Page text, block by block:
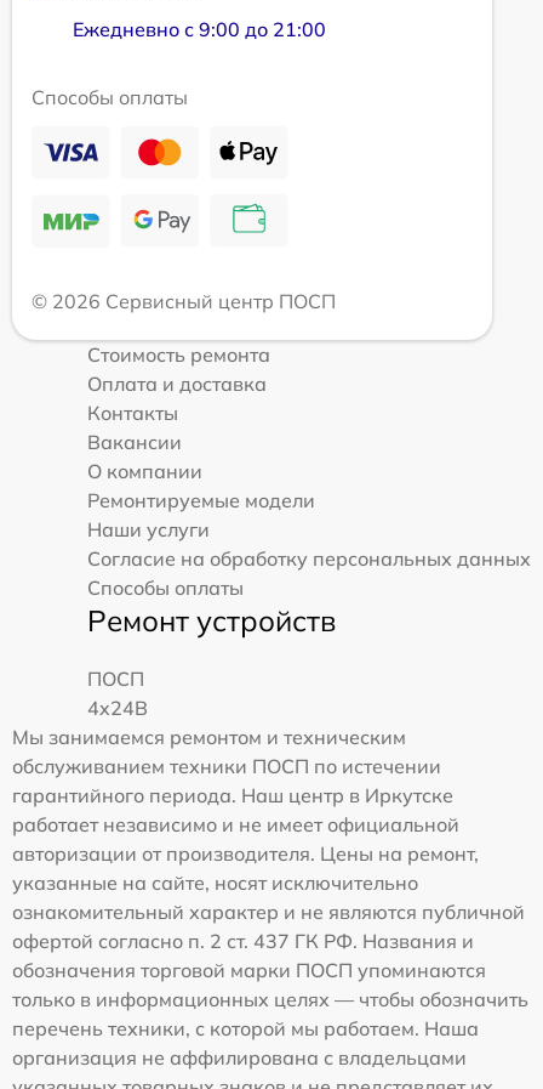
Ежедневно с 9:00 до 21:00
Способы оплаты
© 2026 Сервисный центр ПОСП
Стоимость ремонта
Оплата и доставка
Контакты
Вакансии
О компании
Ремонтируемые модели
Наши услуги
Согласие на обработку персональных данных
Способы оплаты
Ремонт устройств
ПОСП
4x24B
Мы занимаемся ремонтом и техническим
обслуживанием техники ПОСП по истечении
гарантийного периода. Наш центр в Иркутске
работает независимо и не имеет официальной
авторизации от производителя. Цены на ремонт,
указанные на сайте, носят исключительно
ознакомительный характер и не являются публичной
офертой согласно п. 2 ст. 437 ГК РФ. Названия и
обозначения торговой марки ПОСП упоминаются
только в информационных целях — чтобы обозначить
перечень техники, с которой мы работаем. Наша
организация не аффилирована с владельцами